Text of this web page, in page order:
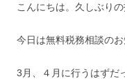
こんにちは。久しぶりの
今日は無料税務相談のお
3月、４月に行うはずだ